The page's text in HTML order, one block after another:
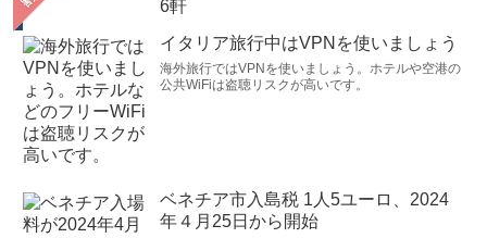
6軒
イタリア旅行中はVPNを使いましょう
海外旅行ではVPNを使いましょう。ホテルや空港の
公共WiFiは盗聴リスクが高いです。
ベネチア市入島税 1人5ユーロ、2024
年４月25日から開始